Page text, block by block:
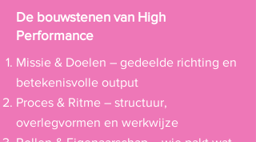
De bouwstenen van High
Performance
Missie & Doelen – gedeelde richting en
betekenisvolle output
Proces & Ritme – structuur,
overlegvormen en werkwijze